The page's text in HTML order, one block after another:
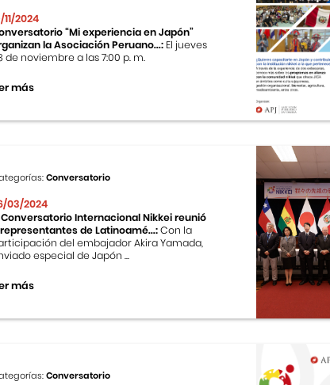
11/2024
“Mi experiencia en Japón”
la Asociación Peruano...: El jueves
de noviembre a las 7:00 p. m.
más
Conversatorio
03/2024
Conversatorio Internacional Nikkei reunió
de Latinoamé...:Con la
del embajador Akira Yamada,
especial de Japón ...
más
Conversatorio